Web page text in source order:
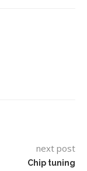
next post
Chip tuning